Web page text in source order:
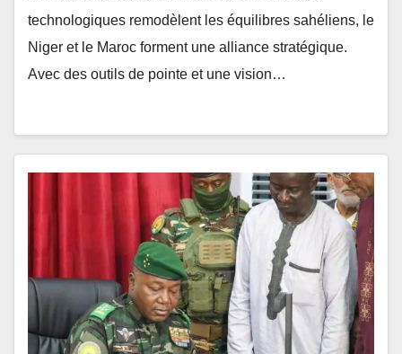
technologiques remodèlent les équilibres sahéliens, le
Niger et le Maroc forment une alliance stratégique.
Avec des outils de pointe et une vision…